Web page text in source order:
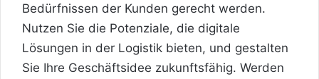
Bedürfnissen der Kunden gerecht werden.
Nutzen Sie die Potenziale, die digitale
Lösungen in der Logistik bieten, und gestalten
Sie Ihre Geschäftsidee zukunftsfähig. Werden